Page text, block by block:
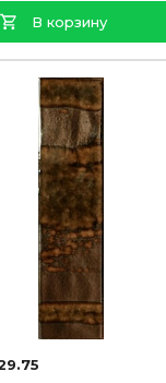
В корзину